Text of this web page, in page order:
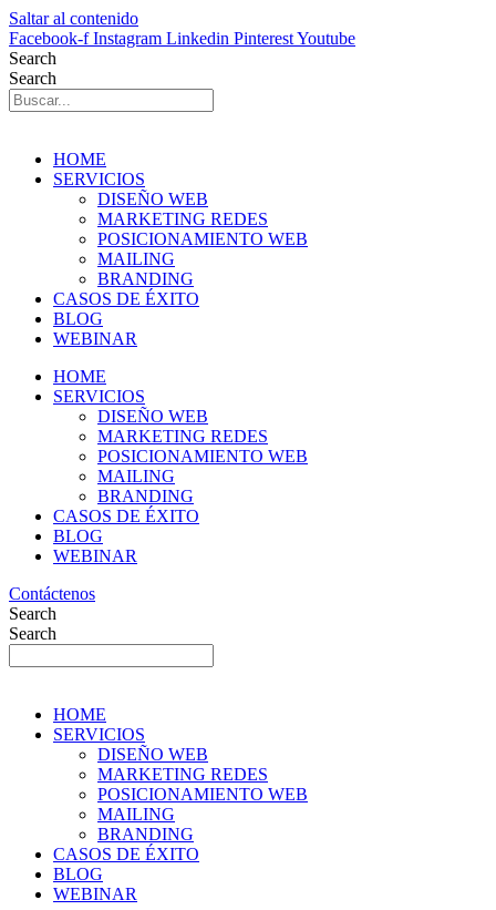
Saltar al contenido
Facebook-f Instagram Linkedin PinterestYoutube
Search
Search
HOME
SERVICIOS
DISEÑO WEB
MARKETING REDES
POSICIONAMIENTO WEB
MAILING
BRANDING
CASOS DE ÉXITO
BLOG
WEBINAR
HOME
SERVICIOS
DISEÑO WEB
MARKETING REDES
POSICIONAMIENTO WEB
MAILING
BRANDING
CASOS DE ÉXITO
BLOG
WEBINAR
Contáctenos
Search
Search
HOME
SERVICIOS
DISEÑO WEB
MARKETING REDES
POSICIONAMIENTO WEB
MAILING
BRANDING
CASOS DE ÉXITO
BLOG
WEBINAR